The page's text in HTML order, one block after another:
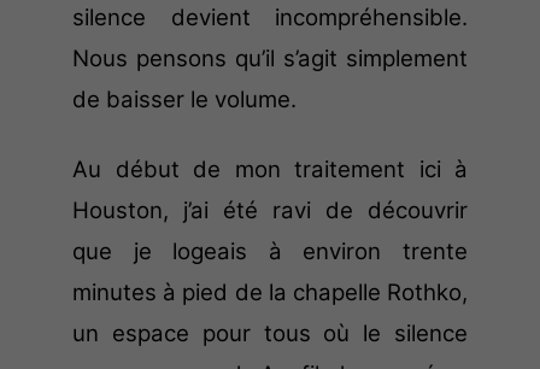
silence devient incompréhensible.
Nous pensons qu’il s’agit simplement
de baisser le volume.
Au début de mon traitement ici à
Houston, j’ai été ravi de découvrir
que je logeais à environ trente
minutes à pied de la chapelle Rothko,
un espace pour tous où le silence